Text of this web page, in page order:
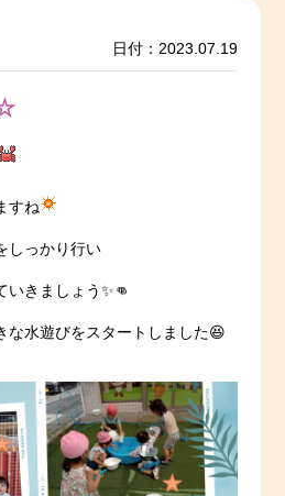
日付：2023.07.19
すね
しっかり行い
いきましょう✨👊
な水遊びをスタートしました😆